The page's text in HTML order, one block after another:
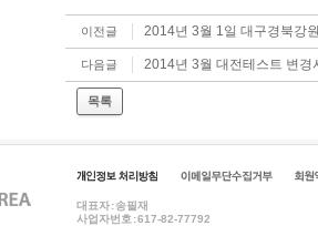
이전글 2014년 3월 1일 대구경북강
다음글 2014년 3월 대전테스트 변경
목록
대표자 : 송필재
사업자번호 : 617-82-77792